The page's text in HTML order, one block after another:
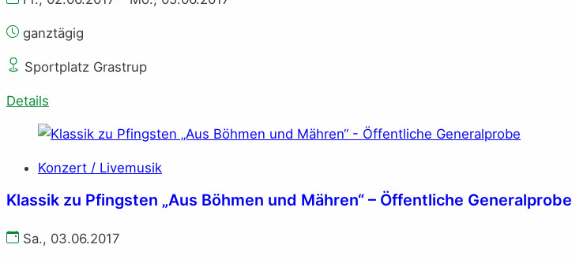
ganztägig
Sportplatz Grastrup
Details
Konzert / Livemusik
Klassik zu Pfingsten „Aus Böhmen und Mähren“ – Öffentliche Generalprobe
Sa., 03.06.2017